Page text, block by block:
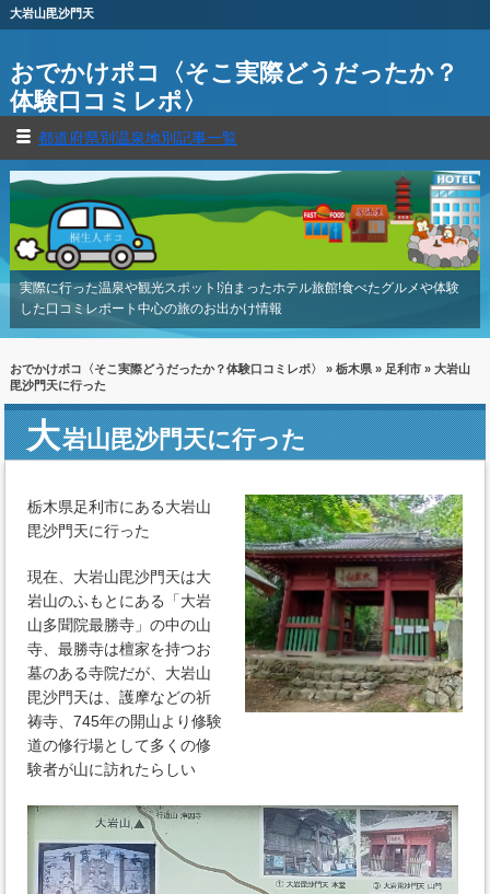
大岩山毘沙門天
おでかけポコ〈そこ実際どうだったか？
体験口コミレポ〉
都道府県別温泉地別記事一覧
実際に行った温泉や観光スポット!泊まったホテル旅館!食べたグルメや体験
した口コミレポート中心の旅のお出かけ情報
おでかけポコ〈そこ実際どうだったか？体験口コミレポ〉 » 栃木県» 足利市» 大岩山
毘沙門天に行った
大岩山毘沙門天に行った
栃木県足利市にある大岩山
毘沙門天に行った
現在、大岩山毘沙門天は大
岩山のふもとにある「大岩
山多聞院最勝寺」の中の山
寺、最勝寺は檀家を持つお
墓のある寺院だが、大岩山
毘沙門天は、護摩などの祈
祷寺、745年の開山より修験
道の修行場として多くの修
験者が山に訪れたらしい